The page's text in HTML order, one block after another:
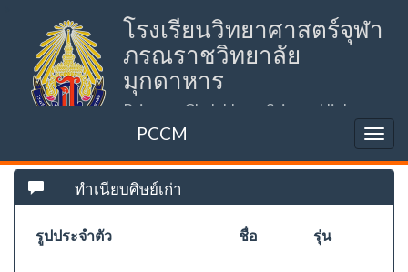
โรงเรียนวิทยาศาสตร์จุฬา
ภรณราชวิทยาลัย
มุกดาหาร
Princess Chulabhorn Science High
School Mukdahan (PCSHSM)
PCCM
ทำเนียบศิษย์เก่า
รูปประจำตัว ชื่อ รุ่น